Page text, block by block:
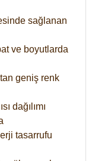
sağlanan
ve boyutlarda
geniş renk
dağılımı
tasarrufu